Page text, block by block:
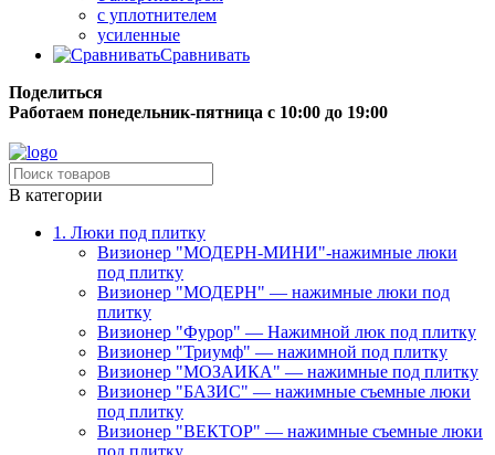
с уплотнителем
усиленные
Сравнивать
Поделиться
Работаем понедельник-пятница с 10:00 до 19:00
В категории
1. Люки под плитку
Визионер "МОДЕРН-МИНИ"-нажимные люки
под плитку
Визионер "МОДЕРН" — нажимные люки под
плитку
Визионер "Фурор" — Нажимной люк под плитку
Визионер "Триумф" — нажимной под плитку
Визионер "МОЗАИКА" — нажимные под плитку
Визионер "БАЗИС" — нажимные съемные люки
под плитку
Визионер "ВЕКТОР" — нажимные съемные люки
под плитку